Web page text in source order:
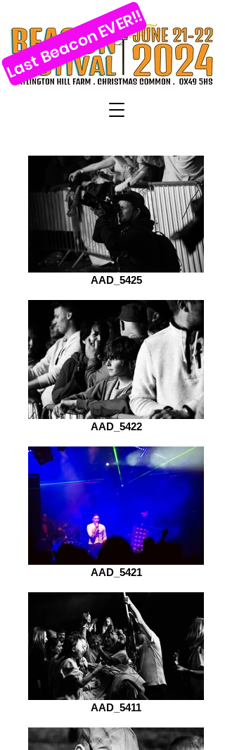
Last Beacon EVER!!
AAD_5425
AAD_5422
AAD_5421
AAD_5411